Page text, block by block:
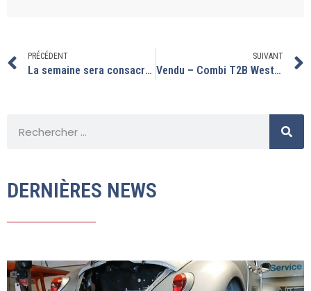
PRÉCÉDENT
La semaine sera consacrée à régler et peaufiner quelques vw avant leur restitution.
SUIVANT
Vendu – Combi T2B Westfalia full origine !
DERNIÈRES NEWS